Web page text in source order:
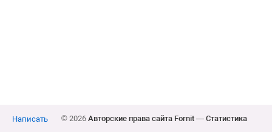
Написать © 2026 Авторские права сайта Fornit— Статистика